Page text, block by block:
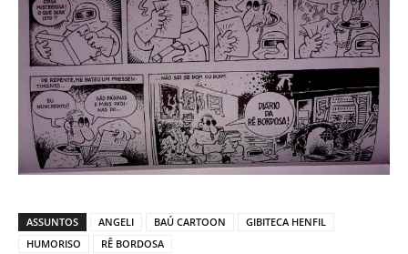
ASSUNTOS ANGELI BAÚ CARTOON
GIBITECA HENFIL
HUMORISO
RÊ BORDOSA